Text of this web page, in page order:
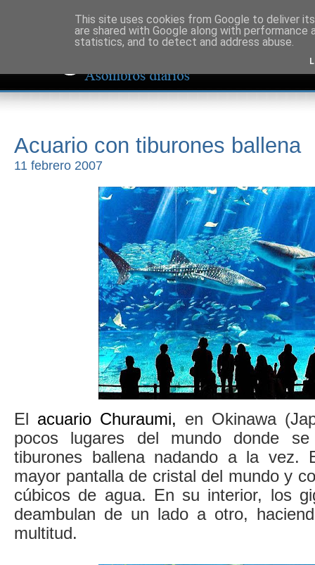
Acuario con tiburones ballena
11 febrero 2007
El acuario Churaumi, en Okinawa
pocos lugares del mundo donde
tiburones ballena nadando a la vez.
mayor pantalla de cristal del mundo y
cúbicos de agua. En su interior, los
deambulan de un lado a otro,
multitud.
This site uses cookies from Google to deliver
are shared with Google along with
statistics, and to detect and address abuse.